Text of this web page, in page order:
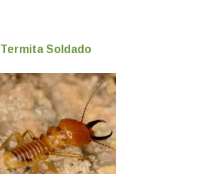
Termita Soldado